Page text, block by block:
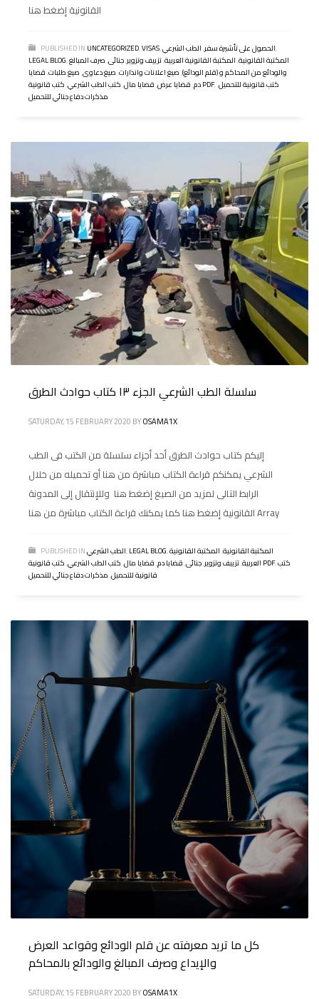
القانونية إضغط هنا
PUBLISHED IN UNCATEGORIZED,VISAS, الحصول على تأشيرة سفر,الطب الشرعي
,
LEGAL BLOG, المكتبة القانونية,المكتبة القانونية العربية,تزييف وتزوير,جنائى,صرف المبالغ
والودائع من المحاكم و (قلم الودائع),صيغ اعلانات وانذارات,صيغ دعاوى,صيغ طلبات,قضايا
دم,قضايا عرض,قضايا مال,كتب الطب الشرعي, كتب قانونية PDF, كتب قانونية للتحميل,
مذكرات دفاع جنائي للتحميل
سلسلة الطب الشرعي الجزء ١٣ كتاب حوادث الطرق
SATURDAY, 15 FEBRUARY 2020 BYOSAMA1X
إليكم كتاب حوادث الطرق أحد أجزاء سلسلة من الكتب فى الطب
الشرعي يمكنكم قراءة الكتاب مباشرة من هنا أو تحميله من خلال
الرابط التالى لمزيد من الصيغ إضغط هنا وللإنتقال إلى المدونة
القانونية إضغط هنا كما يمكنك قراءة الكتاب مباشرة من هنا Array
PUBLISHED INالطب الشرعي,LEGAL BLOG, المكتبة القانونية,المكتبة القانونية
العربية,تزييف وتزوير,جنائى,قضايا دم,قضايا مال,كتب الطب الشرعي, كتب قانونية PDF,كتب
قانونية للتحميل,مذكرات دفاع جنائي للتحميل
كل ما تريد معرفته عن قلم الودائع وقواعد العرض
والإيداع وصرف المبالغ والودائع بالمحاكم
SATURDAY, 15 FEBRUARY 2020 BYOSAMA1X